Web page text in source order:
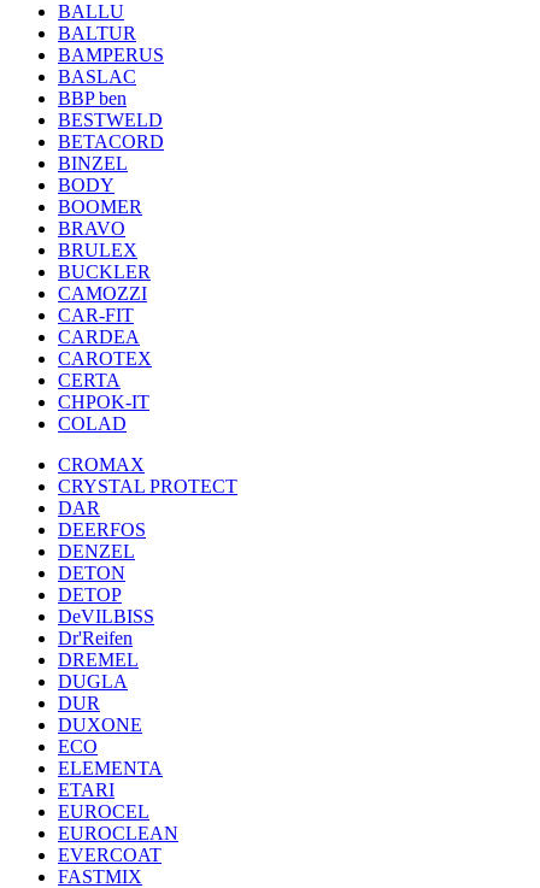
BALLU
BALTUR
BAMPERUS
BASLAC
BBP ben
BESTWELD
BETACORD
BINZEL
BODY
BOOMER
BRAVO
BRULEX
BUCKLER
CAMOZZI
CAR-FIT
CARDEA
CAROTEX
CERTA
CHPOK-IT
COLAD
CROMAX
CRYSTAL PROTECT
DAR
DEERFOS
DENZEL
DETON
DETOP
DeVILBISS
Dr'Reifen
DREMEL
DUGLA
DUR
DUXONE
ECO
ELEMENTA
ETARI
EUROCEL
EUROCLEAN
EVERCOAT
FASTMIX